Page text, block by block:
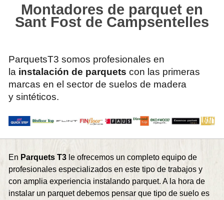
Montadores de parquet en
Sant Fost de Campsentelles
ParquetsT3 somos profesionales en
la instalación de parquets con las primeras
marcas en el sector de suelos de madera
y sintéticos.
En Parquets T3 le ofrecemos un completo equipo de
profesionales especializados en este tipo de trabajos y
con amplia experiencia instalando parquet. A la hora de
instalar un parquet debemos pensar que tipo de suelo es